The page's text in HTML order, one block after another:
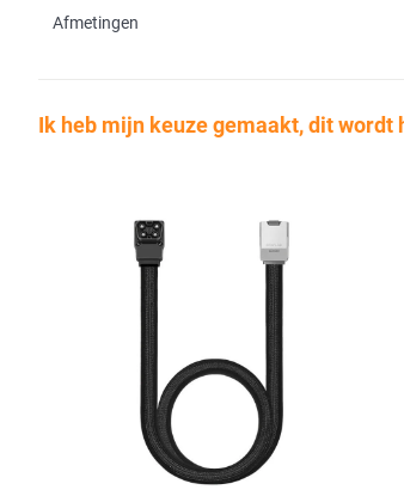
Afmetingen
Ik heb mijn keuze gemaakt, dit wordt